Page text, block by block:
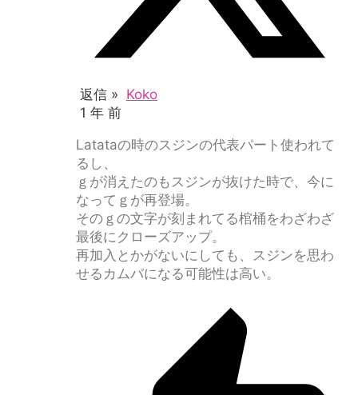
返信 » Koko
1 年 前
Latataの時のスジンの代表パート使われて
るし、
ｇが消えたのもスジンが抜けた時で、今に
なってｇが再登場。
そのｇの文字が刻まれてる棺桶をわざわざ
最後にクローズアップ。
再加入とかがないにしても、スジンを思わ
せるカムバになる可能性は高い。